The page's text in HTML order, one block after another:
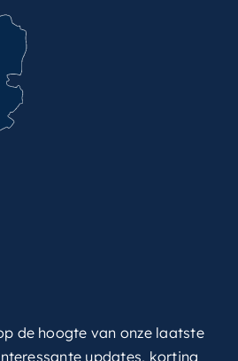
de hoogte van onze laatste
updates, korting